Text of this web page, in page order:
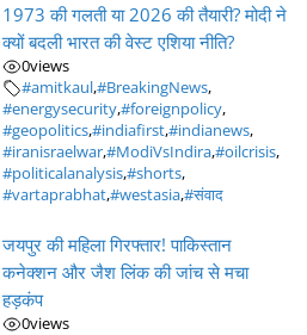
1973 की गलती या 2026 की तैयारी? मोदी ने
क्यों बदली भारत की वेस्ट एशिया नीति?
0views
#amitkaul,#BreakingNews,
#energysecurity,#foreignpolicy,
#geopolitics,#indiafirst,#indianews,
#iranisraelwar,#ModiVsIndira,#oilcrisis,
#politicalanalysis,#shorts,
#vartaprabhat,#westasia,#संवाद
जयपुर की महिला गिरफ्तार! पाकिस्तान
कनेक्शन और जैश लिंक की जांच से मचा
हड़कंप
0views